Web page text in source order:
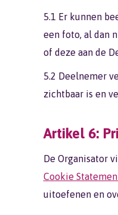
5.1 Er kunnen
een foto, al dan
of deze aan de
5.2 Deelnemer
zichtbaar is en
Artikel 6:
De Organisator
Cookie
uitoefenen en